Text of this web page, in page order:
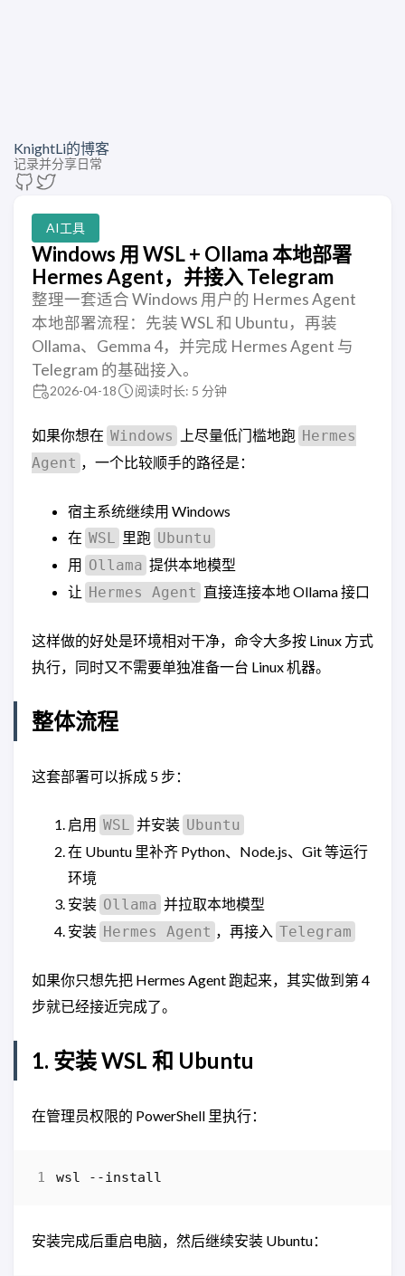
KnightLi的博客
记录并分享日常
AI工具
Windows 用 WSL + Ollama 本地部署
Hermes Agent，并接入 Telegram
整理一套适合 Windows 用户的 Hermes Agent
本地部署流程：先装 WSL 和 Ubuntu，再装
Ollama、Gemma 4，并完成 Hermes Agent 与
Telegram 的基础接入。
2026-04-18 阅读时长: 5 分钟
如果你想在 Windows 上尽量低门槛地跑 Hermes
Agent ，一个比较顺手的路径是：
宿主系统继续用 Windows
在 WSL 里跑 Ubuntu
用 Ollama 提供本地模型
让 Hermes Agent 直接连接本地 Ollama 接口
这样做的好处是环境相对干净，命令大多按 Linux 方式
执行，同时又不需要单独准备一台 Linux 机器。
整体流程
这套部署可以拆成 5 步：
启用 WSL 并安装 Ubuntu
在 Ubuntu 里补齐 Python、Node.js、Git 等运行
环境
安装 Ollama 并拉取本地模型
安装 Hermes Agent ，再接入 Telegram
如果你只想先把 Hermes Agent 跑起来，其实做到第 4
步就已经接近完成了。
1. 安装 WSL 和 Ubuntu
在管理员权限的 PowerShell 里执行：
wsl - -install
安装完成后重启电脑，然后继续安装 Ubuntu：